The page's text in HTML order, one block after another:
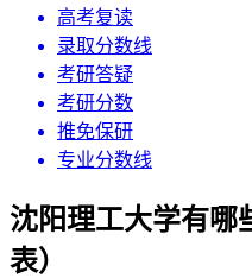
高考复读
录取分数线
考研答疑
考研分数
推免保研
专业分数线
沈阳理工大学有哪
表）